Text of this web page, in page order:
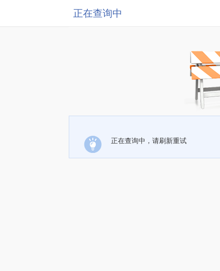
正在查询中
正在查询中，请刷新重试